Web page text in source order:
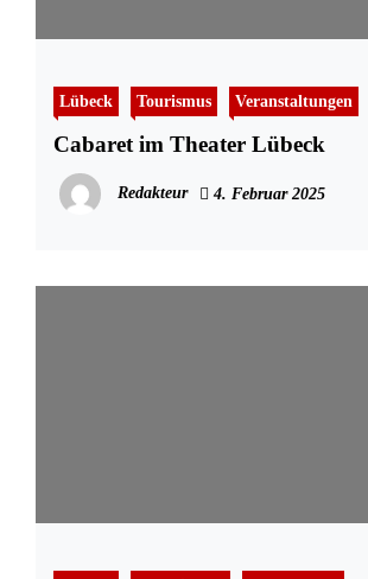
Lübeck Tourismus Veranstaltungen
Cabaret im Theater Lübeck
Redakteur 4. Februar 2025